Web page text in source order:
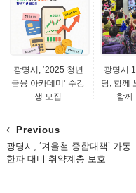
광명시, ‘2025 청년
금융 아카데미’ 수강
생 모집
광명시
당, 함께
함께
Previous
광명시, ‘겨울철 종합대책’ 가동
한파 대비 취약계층 보호